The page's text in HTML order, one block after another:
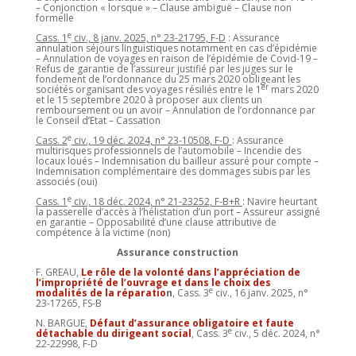
– Conjonction « lorsque » – Clause ambiguë – Clause non
formelle
Cass. 1 eciv., 8 janv. 2025, n° 23-21795, F-D : Assurance
annulation séjours linguistiques notamment en cas d’épidémie
– Annulation de voyages en raison de l’épidémie de Covid-19 –
Refus de garantie de l’assureur justifié par les juges sur le
fondement de l’ordonnance du 25 mars 2020 obligeant les
sociétés organisant des voyages résiliés entre le 1ermars 2020
et le 15 septembre 2020 à proposer aux clients un
remboursement ou un avoir – Annulation de l’ordonnance par
le Conseil d’Etat – Cassation
Cass. 2eciv., 19 déc. 2024, n° 23-10508, F-D : Assurance
multirisques professionnels de l’automobile – Incendie des
locaux loués – Indemnisation du bailleur assuré pour compte –
Indemnisation complémentaire des dommages subis par les
associés (oui)
Cass. 1 eciv., 18 déc. 2024, n° 21-23252, F-B+R : Navire heurtant
la passerelle d’accès à l’hélistation d’un port – Assureur assigné
en garantie – Opposabilité d’une clause attributive de
compétence à la victime (non)
Assurance construction
F. GREAU, Le rôle de la volonté dans l’appréciation de
l’impropriété de l’ouvrage et dans le choix des
modalités de la réparation, Cass. 3eciv., 16 janv. 2025, n°
23-17265, FS-B
N. BARGUE, Défaut d’assurance obligatoire et faute
détachable du dirigeant social, Cass. 3eciv., 5 déc. 2024, n°
22-22998, F-D